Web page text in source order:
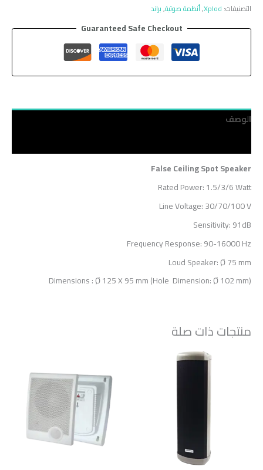
التصنيفات: Xplod
,أنظمة صوتية,براند
Guaranteed Safe Checkout
الوصف
False Ceiling Spot Speaker
Rated Power: 1.5/3/6 Watt
Line Voltage: 30/70/100 V
Sensitivity: 91dB
Frequency Response: 90-16000 Hz
Loud Speaker: Ø 75 mm
Dimensions : Ø 125 X 95 mm (Hole Dimension: Ø 102 mm)
منتجات ذات صلة